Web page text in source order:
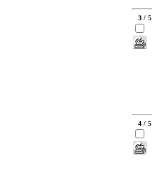
3 / 5
4 / 5